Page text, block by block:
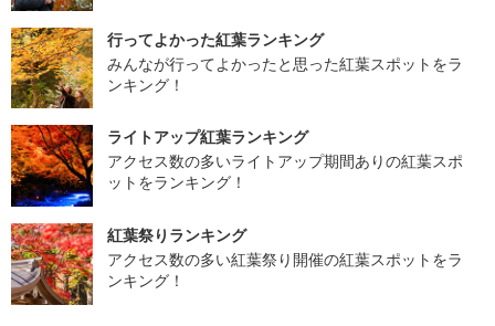
行ってよかった紅葉ランキング
みんなが行ってよかったと思った紅葉スポットをラ
ンキング！
ライトアップ紅葉ランキング
アクセス数の多いライトアップ期間ありの紅葉スポ
ットをランキング！
紅葉祭りランキング
アクセス数の多い紅葉祭り開催の紅葉スポットをラ
ンキング！